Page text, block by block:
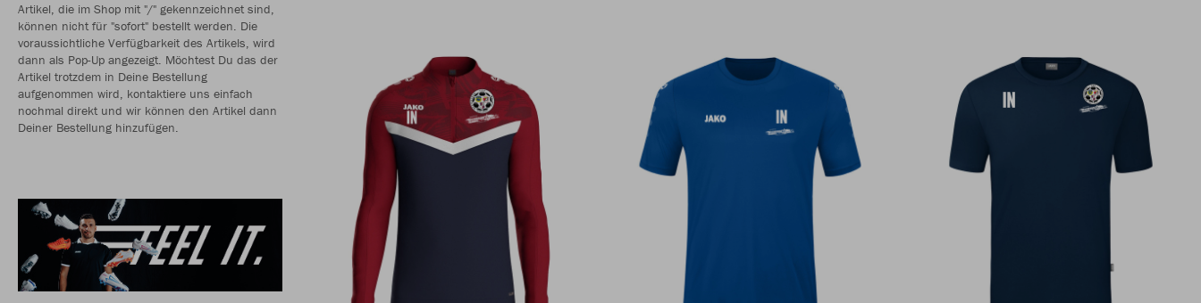
Artikel, die im Shop mit "/" gekennzeichnet sind,
können nicht für "sofort" bestellt werden. Die
voraussichtliche Verfügbarkeit des Artikels, wird
dann als Pop-Up angezeigt. Möchtest Du das der
Artikel trotzdem in Deine Bestellung
aufgenommen wird, kontaktiere uns einfach
nochmal direkt und wir können den Artikel dann
Deiner Bestellung hinzufügen.